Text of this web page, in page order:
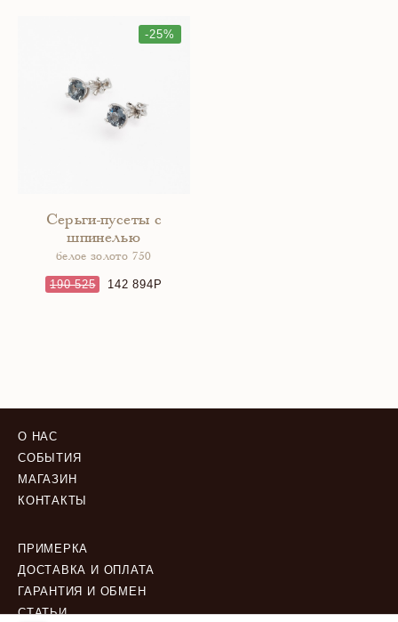
-25%
Серьги-пусеты с
шпинелью
белое золото 750
190 525 142 894
О НАС
СОБЫТИЯ
МАГАЗИН
КОНТАКТЫ
ПРИМЕРКА
ДОСТАВКА И ОПЛАТА
ГАРАНТИЯ И ОБМЕН
СТАТЬИ